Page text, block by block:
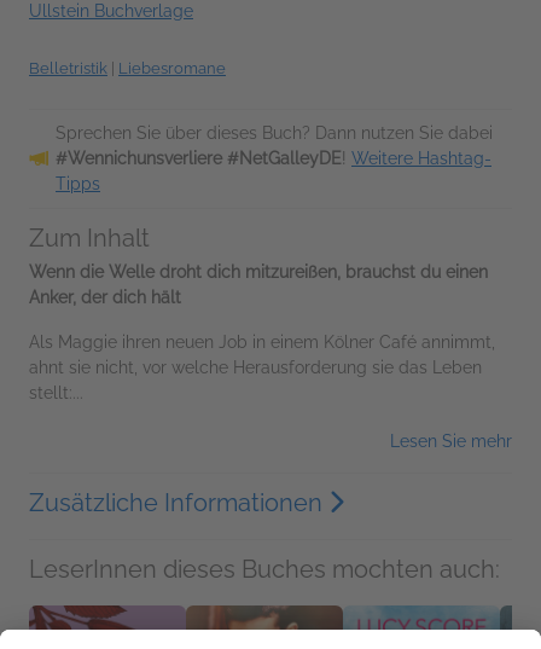
Ullstein Buchverlage
Belletristik Liebesromane
Sprechen Sie über dieses Buch? Dann nutzen Sie dabei
#Wennichunsverliere #NetGalleyDE! Weitere Hashtag-
Tipps
Zum Inhalt
Wenn die Welle droht dich mitzureißen, brauchst du einen
Anker, der dich hält
Als Maggie ihren neuen Job in einem Kölner Café annimmt,
ahnt sie nicht, vor welche Herausforderung sie das Leben
stellt:...
Lesen Sie mehr
Zusätzliche Informationen
LeserInnen dieses Buches mochten auch: